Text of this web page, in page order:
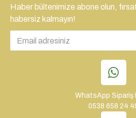
Haber bültenimize abone olun,
habersiz kalmayın!
WhatsApp Sipariş
0538 658 24